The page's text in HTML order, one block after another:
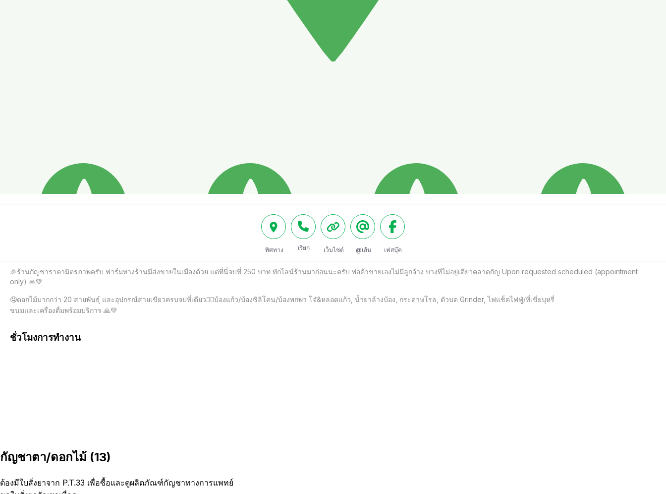
ทิศทาง เรียก เว็บไซต์ @เส้น เฟสบุ๊ค
🎉ร้านกัญชาราคามิตรภาพครับ ฟาร์มทางร้านมีส่งขายในเมืองด้วย แต่ที่นี่จบที่ 250 บาท ทักไลน์ร้านมาก่อนนะครับ พ่อค้าขายเองไม่มีลูกจ้าง บางทีไม่อยู่เดียวคลาดกัญ Upon requested scheduled (appointment
only) 🙏💚
🤤ดอกไม้มากกว่า 20 สายพันธุ์ และอุปกรณ์สายเขียวครบจบที่เดียว😶‍🌫️บ้องแก้ว/บ้องซิลิโคน/บ้องพกพา โจ๋&หลอดแก้ว, น้ำยาล้างบ้อง, กระดาษโรล, ตัวบด Grinder, ไฟแช็คไฟฟู่/ที่เขี่ยบุหรี่
ขนมและเครื่องดื่มพร้อมบริการ 🙏💚
ชั่วโมงการทำงาน
กัญชาตา/ดอกไม้ (13)
ต้องมีใบสั่งยาจาก P.T.33 เพื่อซื้อและดูผลิตภัณฑ์กัญชาทางการแพทย์